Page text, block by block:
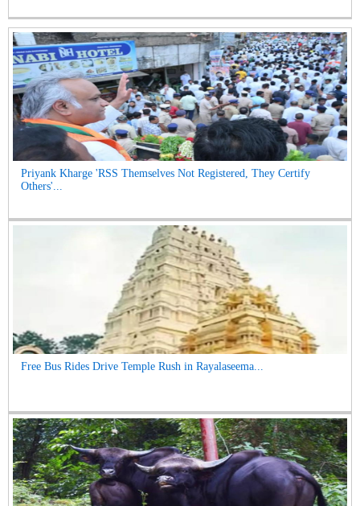
Priyank Kharge 'RSS Themselves Not Registered, They Certify
Others'...
Free Bus Rides Drive Temple Rush in Rayalaseema...